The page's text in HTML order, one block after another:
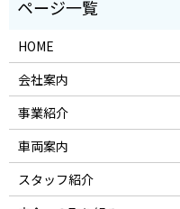
HOME
会社案内
事業紹介
車両案内
スタッフ紹介